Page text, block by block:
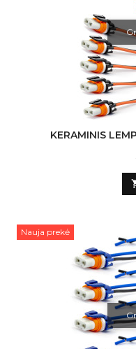
KERAMINIS
Nauja prekė